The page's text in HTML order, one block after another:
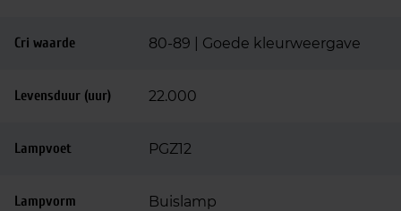
Cri waarde 80-89 | Goede kleurweergave
Levensduur (uur) 22.000
Lampvoet PGZ12
Lampvorm Buislamp